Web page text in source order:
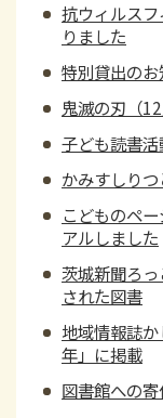
抗ウィルス
りました
特別貸出の
鬼滅の刃（
子ども読書
かみすしり
こどものペ
アルしました
茨城新聞ろ
された図書
地域情報誌
年」に掲載
図書館への